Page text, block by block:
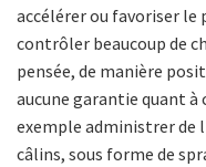
accélérer ou favoriser le
contrôler beaucoup de
pensée, de manière
aucune garantie quant
exemple administrer de
câlins, sous forme de